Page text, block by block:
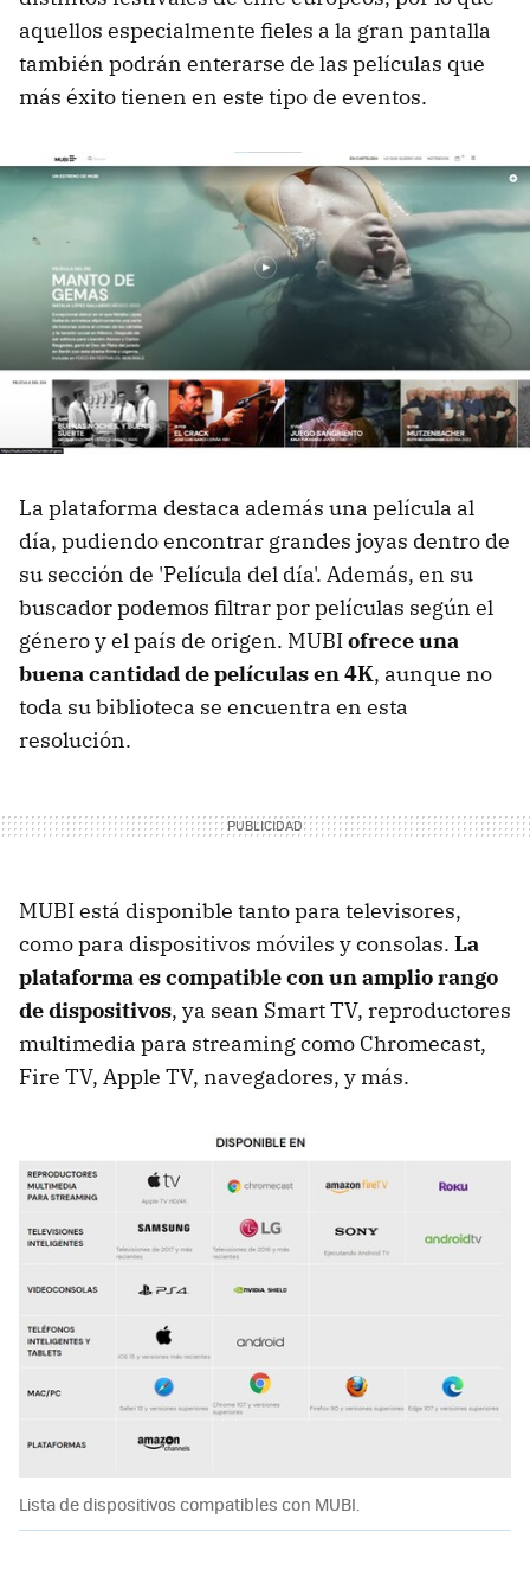
aquellos especialmente fieles a la gran pantalla
también podrán enterarse de las películas que
más éxito tienen en este tipo de eventos.
La plataforma destaca además una película al
día, pudiendo encontrar grandes joyas dentro de
su sección de 'Película del día'. Además, en su
buscador podemos filtrar por películas según el
género y el país de origen. MUBIofrece una
buena cantidad de películas en 4K, aunque no
toda su biblioteca se encuentra en esta
resolución.
MUBI está disponible tanto para televisores,
como para dispositivos móviles y consolas. La
plataforma es compatible con un amplio rango
de dispositivos, ya sean Smart TV, reproductores
multimedia para streaming como Chromecast,
Fire TV, Apple TV, navegadores, y más.
Lista de dispositivos compatibles con MUBI.